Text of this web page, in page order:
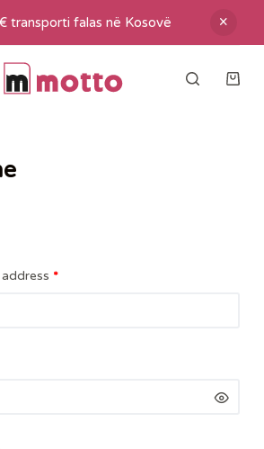
transporti falas në Kosovë
*